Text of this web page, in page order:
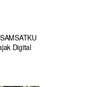
Digital